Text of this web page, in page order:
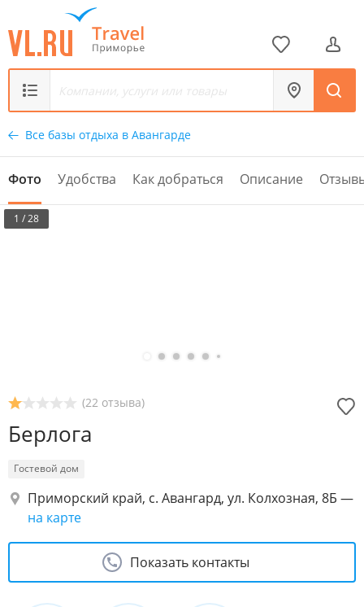
Все базы отдыха в Авангарде
Фото Удобства Как добраться Описание
1 / 28
(22 отзыва)
Берлога
Гостевой дом
Приморский край, с. Авангард, ул. Колхозная, 8Б —
на карте
Показать контакты